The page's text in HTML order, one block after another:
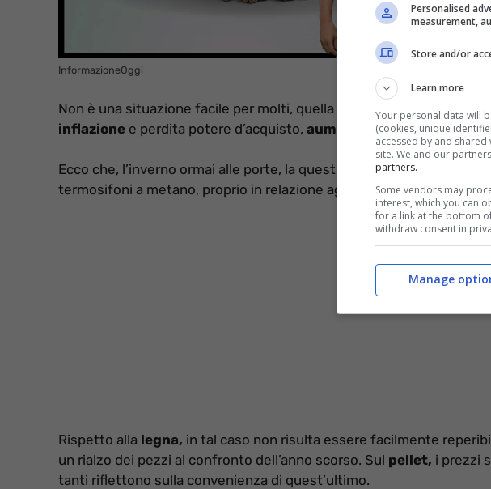
InformazioneOggi
Non è una situazione facile per molti, quella che si sta vivendo dal
inflazione e perdita potere d’acquisto, aumento deicostie dei
Ecco che, l’inverno ormai alle porte, la questione del riscaldamento
termosifoni a metano, proprio in relazione agli aumenti in bolletta.
Rispetto alla legna, in tal caso non risulta essere facilmente
un rialzo dei pezzi al confronto dell’anno scorso. Sul pellet, i prezzi
tanti riflettono sulla convenienza di quest’ultimo.
Personalised
measurement,
Store and/or
Learn more
Your personal data will
(cookies, unique
accessed by and
site. We and our
partners.
Some vendors may
interest, which you can
for a link at the bottom
withdraw consent in
Manage